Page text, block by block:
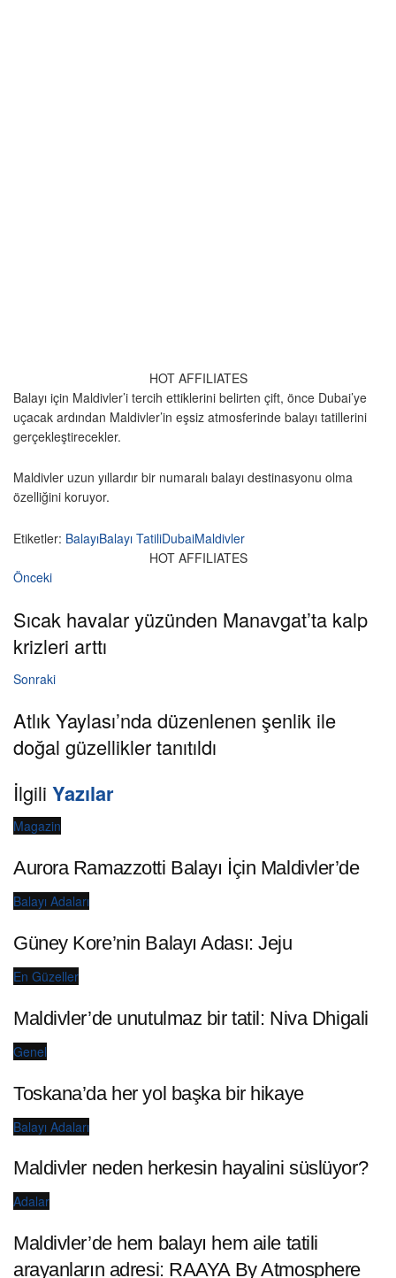
HOT AFFILIATES
Balayı için Maldivler’i tercih ettiklerini belirten çift, önce Dubai’ye
uçacak ardından Maldivler’in eşsiz atmosferinde balayı tatillerini
gerçekleştirecekler.
Maldivler uzun yıllardır bir numaralı balayı destinasyonu olma
özelliğini koruyor.
Etiketler: BalayıBalayı TatiliDubaiMaldivler
HOT AFFILIATES
Önceki
Sıcak havalar yüzünden Manavgat’ta kalp
krizleri arttı
Sonraki
Atlık Yaylası’nda düzenlenen şenlik ile
doğal güzellikler tanıtıldı
İlgili Yazılar
Magazin
Aurora Ramazzotti Balayı İçin Maldivler’de
Balayı Adaları
Güney Kore’nin Balayı Adası: Jeju
En Güzeller
Maldivler’de unutulmaz bir tatil: Niva Dhigali
Genel
Toskana’da her yol başka bir hikaye
Balayı Adaları
Maldivler neden herkesin hayalini süslüyor?
Adalar
Maldivler’de hem balayı hem aile tatili
arayanların adresi: RAAYA By Atmosphere